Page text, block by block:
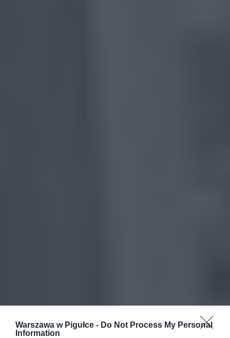
Warszawa w Pigułce - Do Not Process My Personal
Information